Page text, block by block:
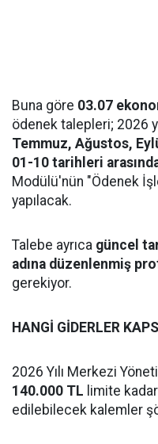
Buna göre 03.07
ödenek talepleri; 2026
Temmuz, Ağustos,
01-10 tarihleri
Modülü'nün "Ödenek
yapılacak.
Talebe ayrıca güncel
adına düzenlenmiş
gerekiyor.
HANGİ GİDERLER
2026 Yılı Merkezi
140.000 TL limite
edilebilecek kalemler